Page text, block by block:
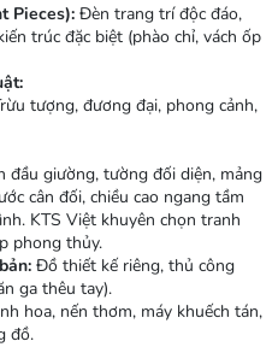
Pieces): Đèn trang trí độc đáo,
trúc đặc biệt (phào chỉ, vách ốp
tượng, đương đại, phong cảnh,
đầu giường, tường đối diện, mảng
cân đối, chiều cao ngang tầm
KTS Việt khuyên chọn tranh
phong thủy.
Đồ thiết kế riêng, thủ công
ga thêu tay).
hoa, nến thơm, máy khuếch tán,
đồ.